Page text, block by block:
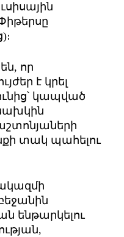
որ
է կրել
կապված
տակ պահելու
ենթարկելու